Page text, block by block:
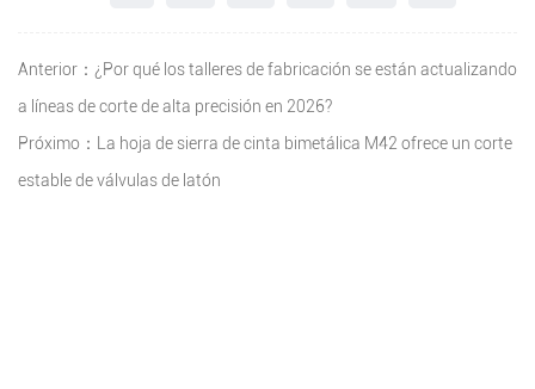
Anterior：¿Por qué los talleres de fabricación se están actualizando
a líneas de corte de alta precisión en 2026?
Próximo：La hoja de sierra de cinta bimetálica M42 ofrece un corte
estable de válvulas de latón